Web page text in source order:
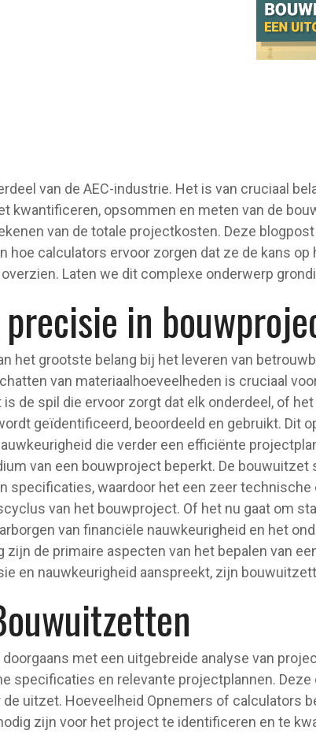
van de AEC-industrie. Het is van cruciaal
kwantificeren, opsommen en meten van de
van de totale projectkosten. Deze
calculators ervoor zorgen dat ze de kans op
Laten we dit complexe onderwerp
in
het grootste belang bij het leveren van
van materiaalhoeveelheden is cruciaal
de spil die ervoor zorgt dat elk onderdeel, of
geïdentificeerd, beoordeeld en gebruikt. Dit
die verder een efficiënte
van een bouwproject beperkt. De
specificaties, waardoor het een zeer technische
van het bouwproject. Of het nu gaat om
van financiële nauwkeurigheid en het
de primaire aspecten van het bepalen van
en nauwkeurigheid aanspreekt, zijn
met een uitgebreide analyse van
specificaties en relevante projectplannen.
uitzet. Hoeveelheid Opnemers of calculators
zijn voor het project te identificeren en te